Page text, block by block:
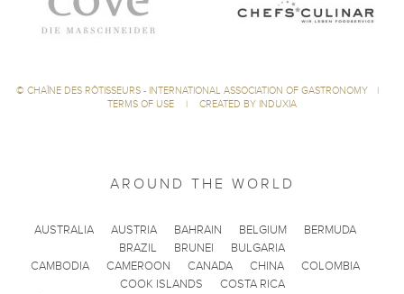
© CHAÎNE DES RÔTISSEURS - INTERNATIONAL ASSOCIATION OF GASTRONOMY
|
TERMS OF USE
| CREATED BY INDUXIA
AROUND THE WORLD
AUSTRALIA AUSTRIA BAHRAIN BELGIUM
BERMUDA
BRAZIL
BRUNEI
BULGARIA
CAMBODIA
CAMEROON CANADA CHINA
COLOMBIA
COOK ISLANDS
COSTA RICA